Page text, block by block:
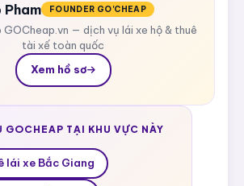
Pham FOUNDER GO'CHEAP
GOCheap.vn — dịch vụ lái xe hộ & thuê
tài xế toàn quốc
Xem hồ sơ
GOCHEAP TẠI KHU VỰC NÀY
lái xe Bắc Giang